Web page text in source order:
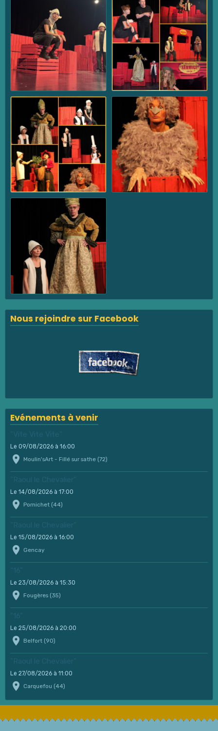
Nous rejoindre sur Facebook
Evénements à venir
"Vite Vite Vite"
Le 09/08/2026 à 16:00
Moulin'sArt - Fillé sur sathe (72)
"Raoul le Chevalier"
Le 14/08/2026 à 17:00
Pornichet (44)
"Raoul le Chevalier"
Le 15/08/2026 à 16:00
Gencay
"16"
Le 23/08/2026 à 15:30
Fougères (35)
"16"
Le 25/08/2026 à 20:00
Belfort (90)
"Raoul le Chevalier"
Le 27/08/2026 à 11:00
Carquefou (44)